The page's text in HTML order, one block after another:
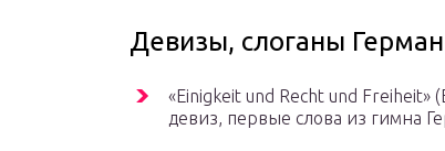
Девизы, слоганы
«Einigkeit und Recht und
девиз, первые слова из гимна